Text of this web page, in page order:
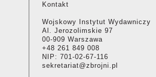
Kontakt
Wojskowy Instytut Wydawniczy
Al. Jerozolimskie 97
00-909 Warszawa
+48 261 849 008
NIP: 701-02-67-116
sekretariat@zbrojni.pl